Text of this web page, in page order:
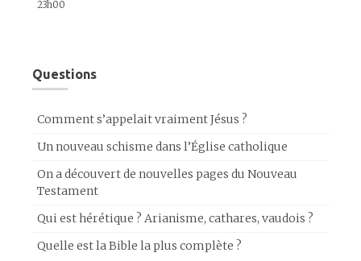
23h00
Questions
Comment s’appelait vraiment Jésus ?
Un nouveau schisme dans l’Église catholique
On a découvert de nouvelles pages du Nouveau
Testament
Qui est hérétique ? Arianisme, cathares, vaudois ?
Quelle est la Bible la plus complète ?